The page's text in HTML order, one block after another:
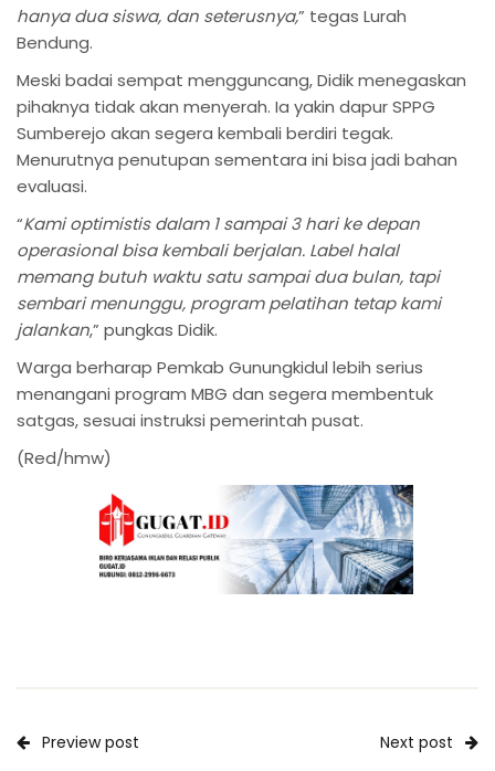
hanya dua siswa, dan seterusnya,” tegas Lurah
Bendung.
Meski badai sempat mengguncang, Didik menegaskan
pihaknya tidak akan menyerah. Ia yakin dapur SPPG
Sumberejo akan segera kembali berdiri tegak.
Menurutnya penutupan sementara ini bisa jadi bahan
evaluasi.
“Kami optimistis dalam 1 sampai 3 hari ke depan
operasional bisa kembali berjalan. Label halal
memang butuh waktu satu sampai dua bulan, tapi
sembari menunggu, program pelatihan tetap kami
jalankan,” pungkas Didik.
Warga berharap Pemkab Gunungkidul lebih serius
menangani program MBG dan segera membentuk
satgas, sesuai instruksi pemerintah pusat.
(Red/hmw)
Preview post
Next post